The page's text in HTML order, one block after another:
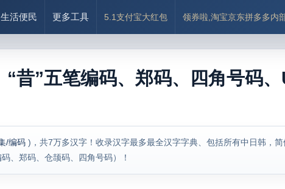
生活便民 更多工具 5.1支付宝大红包 领券啦,淘宝京东拼多多内
“昔”五笔编码、郑码、四角号码
/编码 )，共7万多汉字！收录汉字最多最全汉字字典、包括所有中日韩，
、郑码、仓颉码、四角号码）！